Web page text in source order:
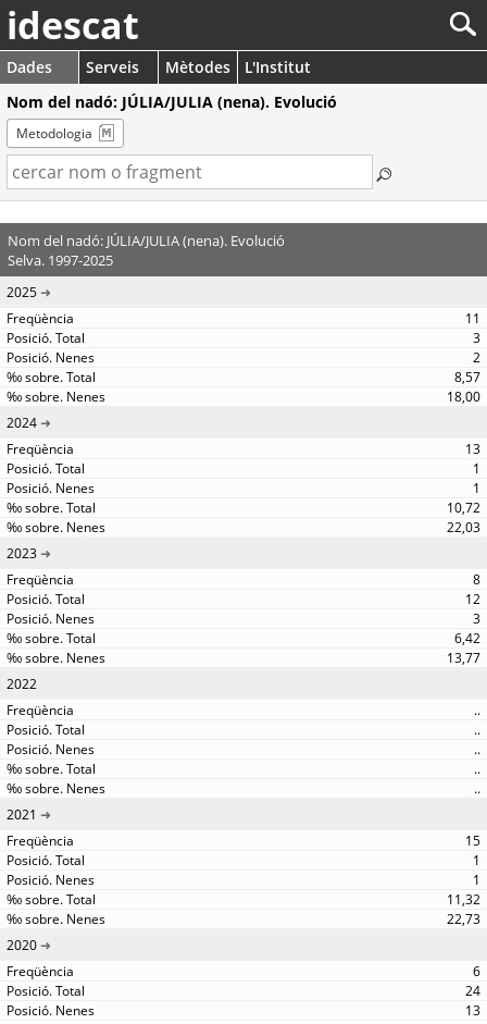
idescat
Dades Serveis Mètodes
L'Institut
Nom del nadó: JÚLIA/JULIA (nena). Evolució
Metodologia
Nom del nadó: JÚLIA/JULIA (nena). Evolució
Selva. 1997-2025
2025
11
3
2
8,57
18,00
2024
13
1
1
10,72
22,03
2023
8
12
3
6,42
13,77
2022
..
..
..
..
..
2021
15
1
1
11,32
22,73
2020
6
24
13